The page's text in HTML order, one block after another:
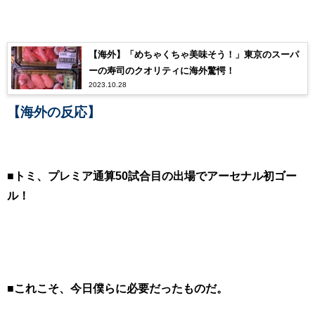
【海外】「めちゃくちゃ美味そう！」東京のスーパ
ーの寿司のクオリティに海外驚愕！
2023.10.28
【海外の反応】
■トミ、プレミア通算50試合目の出場でアーセナル初ゴー
ル！
■これこそ、今日僕らに必要だったものだ。